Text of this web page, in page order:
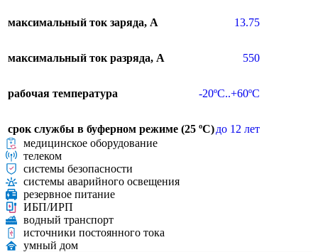
максимальный ток заряда, A 13.75
максимальный ток разряда, A 550
рабочая температура -20ºC..+60ºC
срок службы в буферном режиме (25 ºC)до 12 лет
медицинское оборудование
телеком
системы безопасности
системы аварийного освещения
резервное питание
ИБП/ИРП
водный транспорт
источники постоянного тока
умный дом